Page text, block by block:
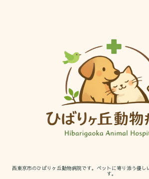
西東京市のひばりヶ丘動物病院です。ペットに寄り添う優し
す。